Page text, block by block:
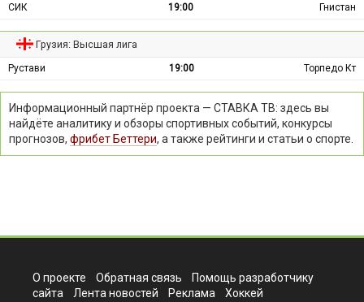
СИК 19:00 Гнистан
Грузия: Высшая лига
Рустави 19:00 Торпедо Кт
Информационный партнёр проекта — СТАВКА ТВ: здесь вы
найдёте аналитику и обзоры спортивных событий, конкурсы
прогнозов, фрибет Беттери, а также рейтинги и статьи о спорте.
О проекте Обратная связь
Помощь разработчику
сайта
Лента новостей Реклама Хоккей